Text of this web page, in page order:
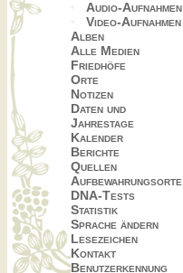
Audio-Aufnahmen
Video-Aufnahmen
Alben
Alle Medien
Friedhöfe
Orte
Notizen
Daten und
Jahrestage
Kalender
Berichte
Quellen
Aufbewahrungsorte
DNA-Tests
Statistik
Sprache ändern
Lesezeichen
Kontakt
Benutzerkennung